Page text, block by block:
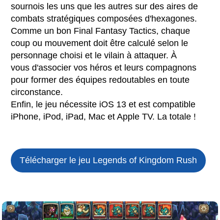
sournois les uns que les autres sur des aires de
combats stratégiques composées d'hexagones.
Comme un bon Final Fantasy Tactics, chaque
coup ou mouvement doit être calculé selon le
personnage choisi et le vilain à attaquer. À
vous d'associer vos héros et leurs compagnons
pour former des équipes redoutables en toute
circonstance.
Enfin, le jeu nécessite iOS 13 et est compatible
iPhone, iPod, iPad, Mac et Apple TV. La totale !
Télécharger le jeu Legends of Kingdom Rush